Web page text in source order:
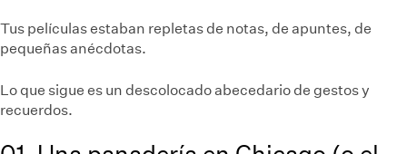
Tus películas estaban repletas de notas, de apuntes, de
pequeñas anécdotas.
Lo que sigue es un descolocado abecedario de gestos y
recuerdos.